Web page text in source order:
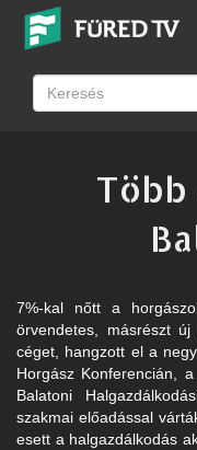
Több
7%-kal nőtt a
örvendetes, másrészt
céget, hangzott el a
Horgász Konferencián,
Balatoni
szakmai előadással
esett a halgazdálkodás